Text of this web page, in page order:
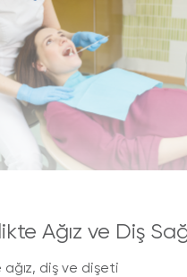
Ağız ve Diş
ağız, diş ve dişeti